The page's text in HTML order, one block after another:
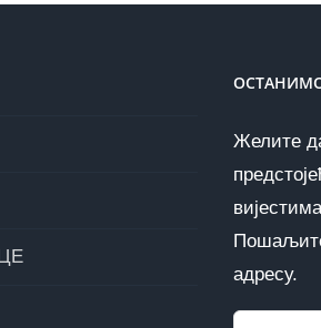
Желите
адресу.